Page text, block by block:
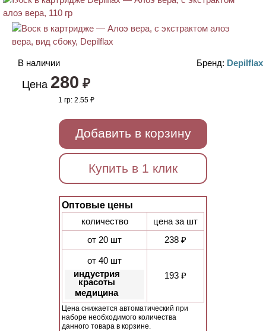
ХИТ
В наличии Бренд: Depilflax
Цена 280 ₽
1 гр:2.55 ₽
Добавить в корзину
Купить в 1 клик
Оптовые цены
количество
цена за шт
от 20 шт
238 ₽
от 40 шт
индустрия
красоты
медицина
193 ₽
Цена снижается автоматический при
наборе необходимого количества
данного товара в корзине.